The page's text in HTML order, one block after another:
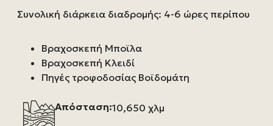
Συνολική διάρκεια διαδρομής: 4-6 ώρες περίπου
Βραχοσκεπή Μποϊλα
Βραχοσκεπή Κλειδί
Πηγές τροφοδοσίας Βοϊδομάτη
Απόσταση:10,650 χλμ